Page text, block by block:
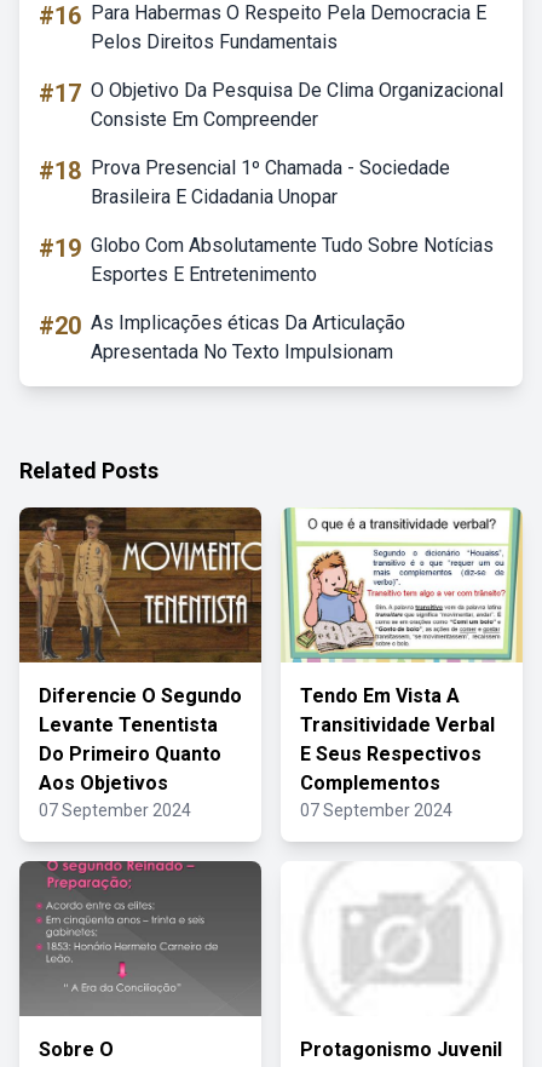
#16 Para Habermas O Respeito Pela Democracia E
Pelos Direitos Fundamentais
#17 O Objetivo Da Pesquisa De Clima Organizacional
Consiste Em Compreender
#18 Prova Presencial 1º Chamada - Sociedade
Brasileira E Cidadania Unopar
#19 Globo Com Absolutamente Tudo Sobre Notícias
Esportes E Entretenimento
#20 As Implicações éticas Da Articulação
Apresentada No Texto Impulsionam
Related Posts
Diferencie O Segundo
Levante Tenentista
Do Primeiro Quanto
Aos Objetivos
07 September 2024
Tendo Em Vista A
Transitividade Verbal
E Seus Respectivos
Complementos
07 September 2024
Sobre O Protagonismo Juvenil